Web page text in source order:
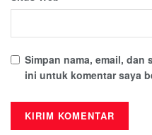
Simpan nama, email, dan
ini untuk komentar saya